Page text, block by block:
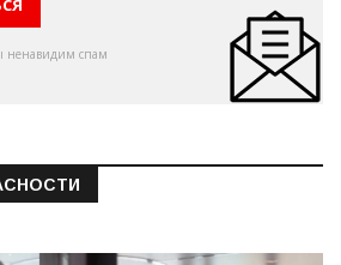
ненавидим спам